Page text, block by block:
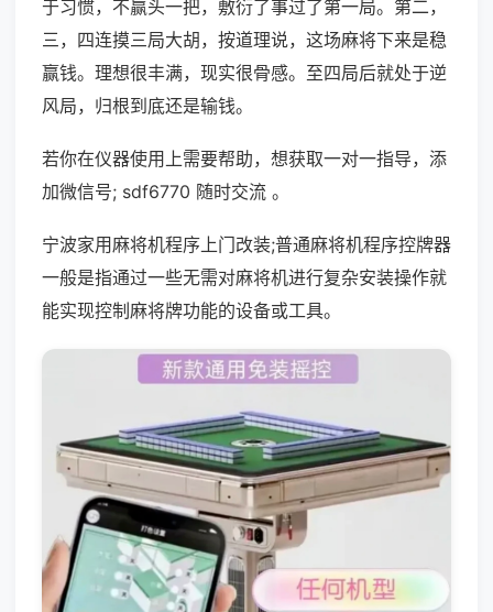
于习惯，不赢头一把，敷衍了事过了第一局。第二，
三，四连摸三局大胡，按道理说，这场麻将下来是稳
赢钱。理想很丰满，现实很骨感。至四局后就处于逆
风局，归根到底还是输钱。
若你在仪器使用上需要帮助，想获取一对一指导，添
加微信号; sdf6770 随时交流 。
宁波家用麻将机程序上门改装;普通麻将机程序控牌器
一般是指通过一些无需对麻将机进行复杂安装操作就
能实现控制麻将牌功能的设备或工具。